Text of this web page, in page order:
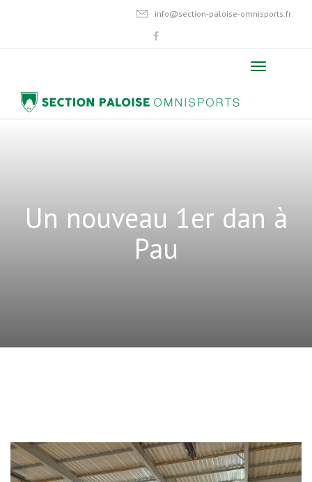
info@section-paloise-omnisports.fr
Un nouveau 1er dan à
Pau